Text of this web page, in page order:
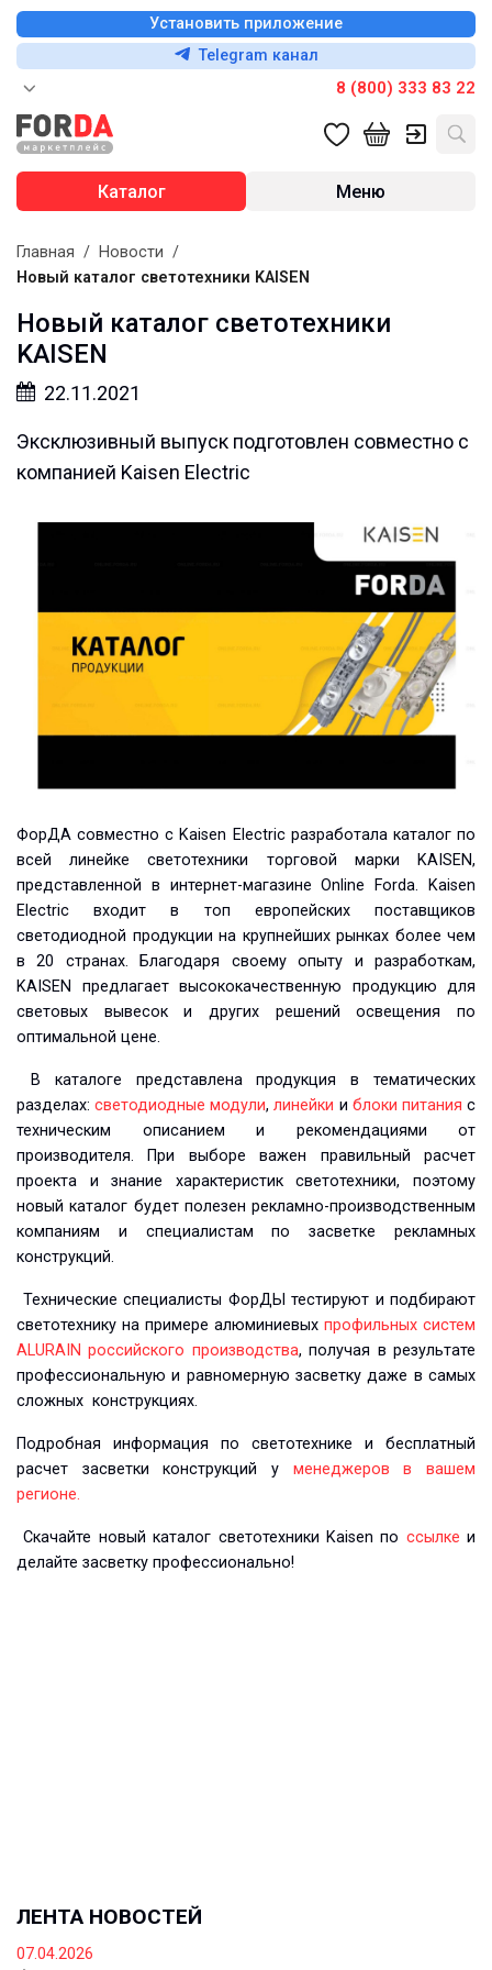
Установить приложение
Telegram канал
8 (800) 333 83 22
Каталог Меню
Главная / Новости /
Новый каталог светотехники KAISEN
Новый каталог светотехники
KAISEN
22.11.2021
Эксклюзивный выпуск подготовлен совместно с
компанией Kaisen Electric
ФорДА совместно с Kaisen Electric разработала каталог по
всей линейке светотехники торговой марки KAISEN,
представленной в интернет-магазине Online Forda. Kaisen
Electric входит в топ европейских поставщиков
светодиодной продукции на крупнейших рынках более чем
в 20 странах. Благодаря своему опыту и разработкам,
KAISEN предлагает высококачественную продукцию для
световых вывесок и других решений освещения по
оптимальной цене.
В каталоге представлена продукция в тематических
разделах:светодиодные модули,линейки и блоки питания с
техническим описанием и рекомендациями от
производителя. При выборе важен правильный расчет
проекта и знание характеристик светотехники, поэтому
новый каталог будет полезен рекламно-производственным
компаниям и специалистам по засветке рекламных
конструкций.
Технические специалисты ФорДЫ тестируют и подбирают
светотехнику на примере алюминиевых профильных систем
ALURAIN российского производства, получая в результате
профессиональную и равномерную засветку даже в самых
сложных конструкциях.
Подробная информация по светотехнике и бесплатный
расчет засветки конструкций у менеджеров в вашем
регионе.
Скачайте новый каталог светотехники Kaisen по ссылке и
делайте засветку профессионально!
ЛЕНТА НОВОСТЕЙ
07.04.2026